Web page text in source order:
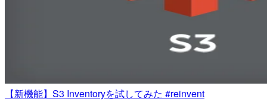
【新機能】S3 Inventoryを試してみた #reinvent